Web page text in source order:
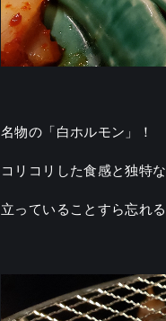
名物の「白ホルモン」！
コリコリした食感と独特な
立っていることすら忘れ